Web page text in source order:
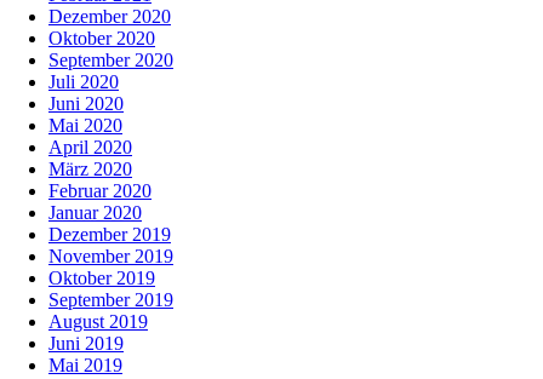
Dezember 2020
Oktober 2020
September 2020
Juli 2020
Juni 2020
Mai 2020
April 2020
März 2020
Februar 2020
Januar 2020
Dezember 2019
November 2019
Oktober 2019
September 2019
August 2019
Juni 2019
Mai 2019